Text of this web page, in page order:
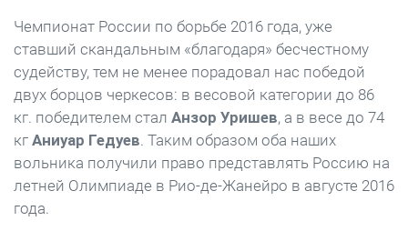
Чемпионат России по борьбе 2016 года, уже
ставший скандальным «благодаря» бесчестному
судейству, тем не менее порадовал нас победой
двух борцов черкесов: в весовой категории до 86
кг. победителем стал Анзор Уришев, а в весе до 74
кг Аниуар Гедуев. Таким образом оба наших
вольника получили право представлять Россию на
летней Олимпиаде в Рио-де-Жанейро в августе 2016
года.